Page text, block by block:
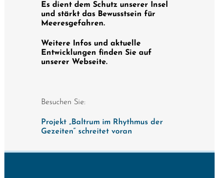
Es dient dem Schutz unserer Insel
und stärkt das Bewusstsein für
Meeresgefahren.
Weitere Infos und aktuelle
Entwicklungen finden Sie auf
unserer Webseite.
Besuchen Sie:
Projekt „Baltrum im Rhythmus der
Gezeiten“ schreitet voran